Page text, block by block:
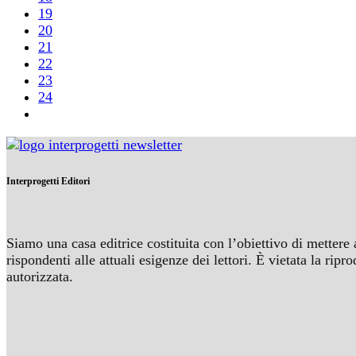
19
20
21
22
23
24
Interprogetti Editori
Siamo una casa editrice costituita con l’obiettivo di
rispondenti alle attuali esigenze dei lettori. È vietata la
autorizzata.